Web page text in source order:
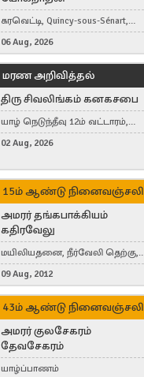
கரவெட்டி, Quincy-sous-Sénart,
France
06 Aug, 2026
மரண அறிவித்தல்
திரு சிவலிங்கம் கனகசபை
யாழ் நெடுந்தீவு 12ம் வட்டாரம்,
Jaffna, நயினாதீவு, London, United
02 Aug, 2026
15ம் ஆண்டு நினைவஞ்சலி
அமரர் தங்கபாக்கியம்
கதிரவேலு
மயிலியதனை, நீர்வேலி தெற்கு,
Herning, Denmark
09 Aug, 2012
43ம் ஆண்டு நினைவஞ்சலி
அமரர் குலசேகரம்
தேவசேகரம்
யாழ்ப்பாணம்